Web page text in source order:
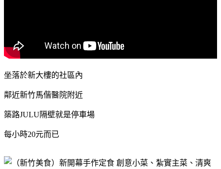
坐落於新大樓的社區內
鄰近新竹馬偕醫院附近
築路JULU隔壁就是停車場
每小時20元而已